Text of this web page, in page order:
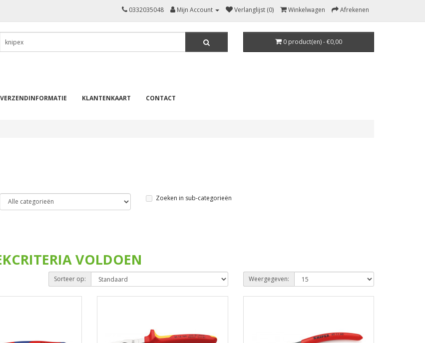
0332035048 Mijn Account Verlanglijst (0) Winkelwagen Afrekenen
0 product(en) - €0,00
VERZENDINFORMATIE KLANTENKAART CONTACT
Zoeken in sub-categorieën
VOLDOEN
Sorteer op: Weergegeven: